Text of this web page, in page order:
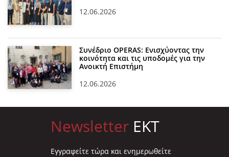
12.06.2026
Συνέδριο OPERAS: Ενισχύοντας την
κοινότητα και τις υποδομές για την
Ανοικτή Επιστήμη
12.06.2026
Newsletter EKT
Eγγραφείτε τώρα και ενημερωθείτε